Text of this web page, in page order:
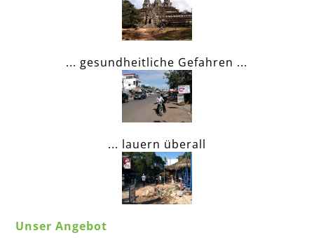
... gesundheitliche Gefahren ...
... lauern überall
Unser Angebot